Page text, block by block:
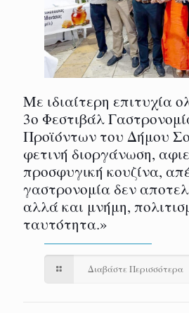
Με ιδιαίτερη επιτυχία
3ο Φεστιβάλ
Προϊόντων του Δήμου
φετινή διοργάνωση,
προσφυγική κουζίνα,
γαστρονομία δεν
αλλά και μνήμη,
ταυτότητα.»
Διαβάστε Περισσότερα